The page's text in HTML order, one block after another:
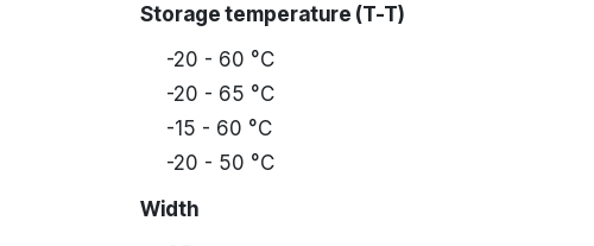
Storage temperature (T-T)
-20 - 60 °C
-20 - 65 °C
-15 - 60 °C
-20 - 50 °C
Width